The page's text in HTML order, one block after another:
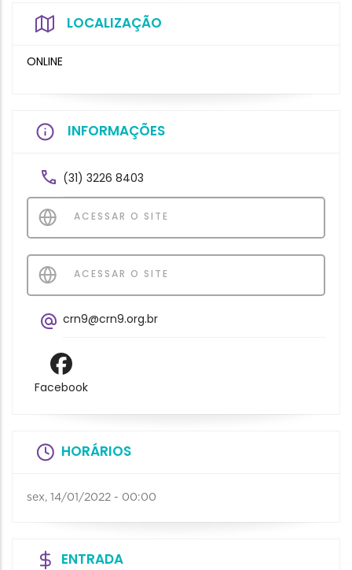
LOCALIZAÇÃO
ONLINE
INFORMAÇÕES
(31) 3226 8403
ACESSAR O SITE
ACESSAR O SITE
crn9@crn9.org.br
Facebook
HORÁRIOS
sex, 14/01/2022 - 00:00
ENTRADA